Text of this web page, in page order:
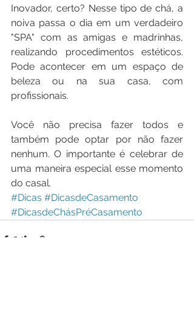
Inovador, certo? Nesse tipo de chá, a
noiva passa o dia em um verdadeiro
"SPA" com as amigas e madrinhas,
realizando procedimentos estéticos.
Pode acontecer em um espaço de
beleza ou na sua casa, com
profissionais.
Você não precisa fazer todos e
também pode optar por não fazer
nenhum. O importante é celebrar de
uma maneira especial esse momento
do casal.
#Dicas #DicasdeCasamento
#DicasdeChásPréCasamento